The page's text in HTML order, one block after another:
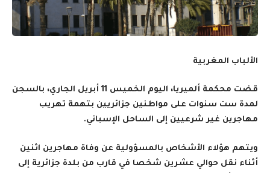
الألباب المغربية
قضت محكمة ألميريا، اليوم الخميس 11 أبريل الجاري، بالسجن
لمدة ست سنوات على مواطنين جزائريين بتهمة تهريب
مهاجرين غير شرعيين إلى الساحل الإسباني.
ويتهم هؤلاء الأشخاص بالمسؤولية عن وفاة مهاجرين اثنين
أثناء نقل حوالي عشرين شخصا في قارب من بلدة جزائرية إلى